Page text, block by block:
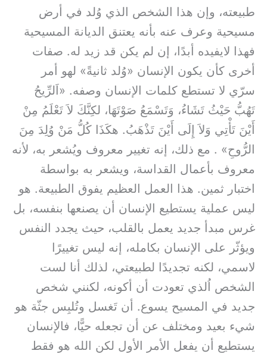
طبيعته، وإن هذا الشخص الذي وُلد في أرض
مسيحية وعرف عنه بأنه يعتنق الديانة المسيحية
فهذا لايفيده أبدًا، إن لم يكن قد زيد له. صفات
أخرى كأن يكون الإنسان «وُلد ثانيةً» لهو أمر
سرّي لا تستطع كلمات الإنسان وصفه. «اَلرِّيحُ
تَهُبُّ حَيْثُ تَشَاءُ، وَتَسْمَعُ صَوْتَهَا، لكِنَّكَ لاَ تَعْلَمُ مِنْ
أَيْنَ تَأْتِي وَلاَ إِلَى أَيْنَ تَذْهَبُ. هكَذَا كُلُّ مَنْ وُلِدَ مِنَ
الرُّوحِ» . مع ذلك، إنه تغيير معروف ويُشعر به، لأنه
معروف بأعمال القداسة، ويشعر به بواسطة
اختبار ثمين. هذا العمل العظيم يفوق الطبيعة. هو
ليس عملية يستطيع الإنسان أن يصنعها بنفسه، بل
غرس مبدأ جديد يعمل بالقلب، حيث يجدد النفس
ويؤثّر على الإنسان بكامله، إنه ليس تغييرًا
لاسمي، لكنه تجديدًا لطبيعتي، لذلك أنا لست
الشخص اُلذي تعودت أن أكونه، لكنني شخص
جديد في المسيح يسوع. أن تَغسل وتُلبِس جثّة هو
شيء بعيد ومختلف عن أن تجعله حيًّا، فالإنسان
يستطيع أن يفعل الأمر الأول لكن الله هو فقط